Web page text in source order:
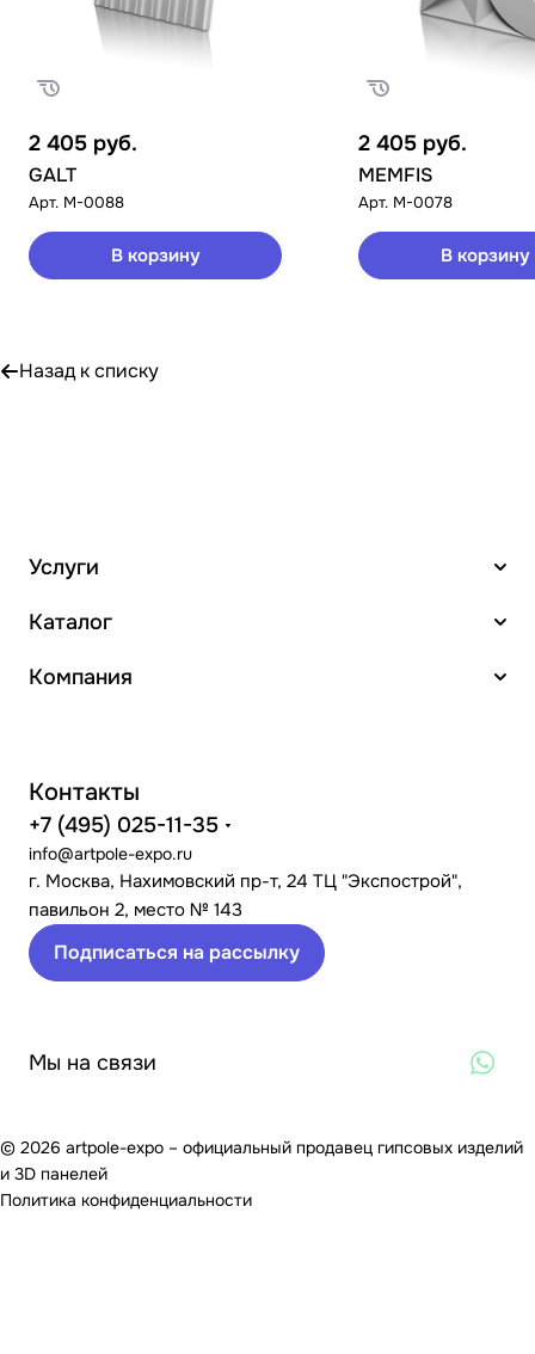
2 405 руб.
GALT
Арт. M-0088
В корзину
2 405 руб.
MEMFIS
Арт. M-0078
В корзину
Назад к списку
Услуги
Каталог
Компания
Контакты
+7 (495) 025-11-35
info@artpole-expo.ru
г. Москва, Нахимовский пр-т, 24 ТЦ "Экспострой",
павильон 2, место № 143
Подписаться на рассылку
Мы на связи
© 2026 artpole-expo – официальный продавец гипсовых изделий
и 3D панелей
Политика конфиденциальности